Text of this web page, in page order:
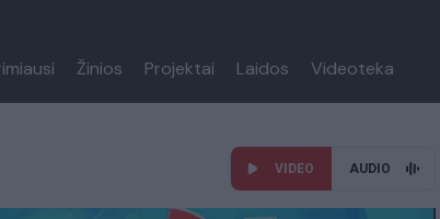
Žinios Projektai Laidos Videoteka
VIDEO AUDIO